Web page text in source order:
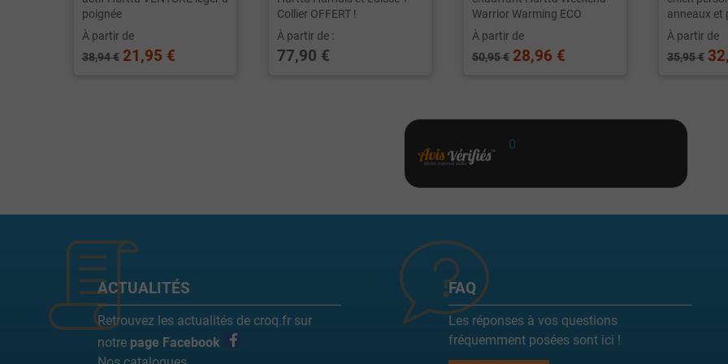
poignée
À partir de
38,94 € 21,95 €
Collier OFFERT !
À partir de :
77,90 €
Warrior Warming ECO
À partir de
50,95 € 28,96 €
anneaux et
À partir de
35,95 €
0
ACTUALITÉS
Retrouvez les actualités de croq.fr sur
notre page Facebook
FAQ
Les réponses à vos questions
fréquemment posées sont ici !